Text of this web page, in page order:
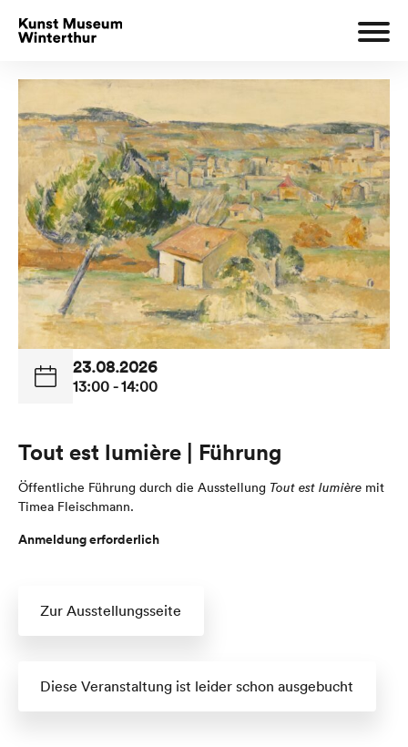
23.08.2026
13:00 - 14:00
Tout est lumière | Führung
Öffentliche Führung durch die Ausstellung Tout est lumière mit
Timea Fleischmann.
Anmeldung erforderlich
Zur Ausstellungsseite
Diese Veranstaltung ist leider schon ausgebucht